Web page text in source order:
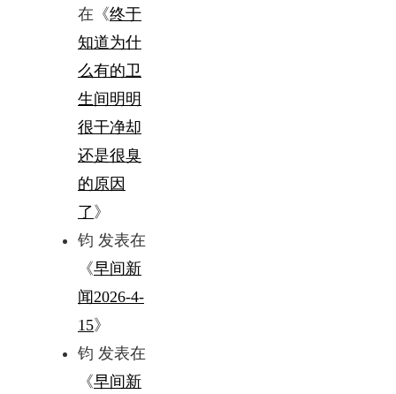
在《终于
知道为什
么有的卫
生间明明
很干净却
还是很臭
的原因
了》
钧 发表在
《早间新
闻2026-4-
15》
钧 发表在
《早间新